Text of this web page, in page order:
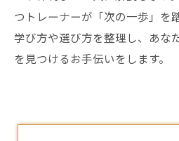
つトレーナーが「次の一歩」を
学び方や選び方を整理し、あな
を見つけるお手伝いをします。